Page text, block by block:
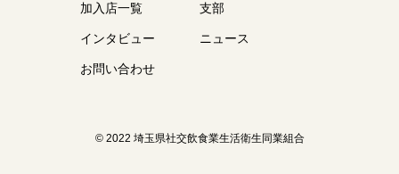
加入店一覧 支部
インタビュー ニュース
お問い合わせ
© 2022 埼玉県社交飲食業生活衛生同業組合